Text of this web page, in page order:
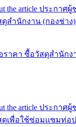
ราคา ซื้อวัสดุสำนักง